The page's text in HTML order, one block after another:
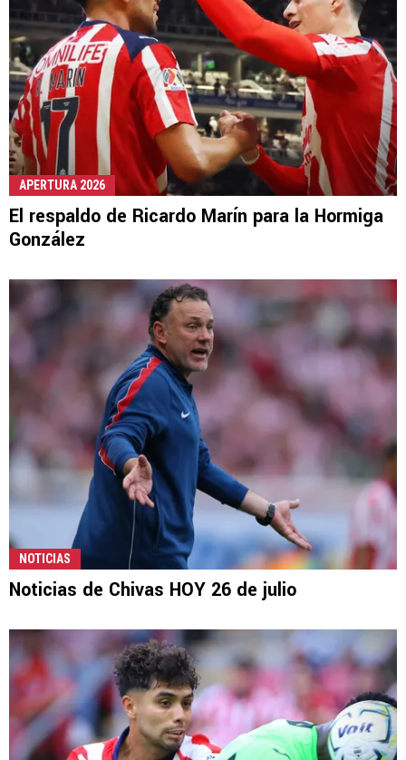
APERTURA 2026
El respaldo de Ricardo Marín para la Hormiga
González
NOTICIAS
Noticias de Chivas HOY 26 de julio